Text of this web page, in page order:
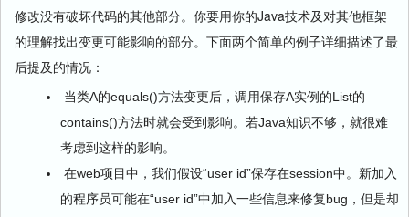
修改没有破坏代码的其他部分。你要用你的Java技术及对其他框架
的理解找出变更可能影响的部分。下面两个简单的例子详细描述了最
后提及的情况：
当类A的equals()方法变更后，调用保存A实例的List的
contains()方法时就会受到影响。若Java知识不够，就很难
考虑到这样的影响。
在web项目中，我们假设“user id”保存在session中。新加入
的程序员可能在“user id”中加入一些信息来修复bug，但是却